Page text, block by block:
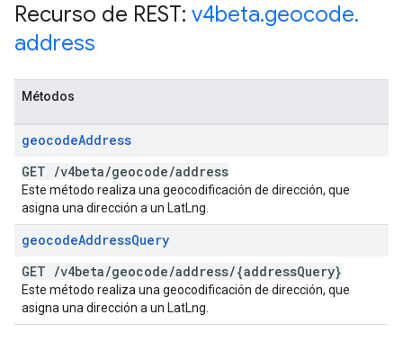
Recurso de REST: v4beta.geocode.
address
Métodos
geocodeAddress
GET /v4beta/geocode/address
Este método realiza una geocodificación de dirección, que
asigna una dirección a un LatLng.
geocodeAddressQuery
GET /v4beta/geocode/address/{addressQuery}
Este método realiza una geocodificación de dirección, que
asigna una dirección a un LatLng.